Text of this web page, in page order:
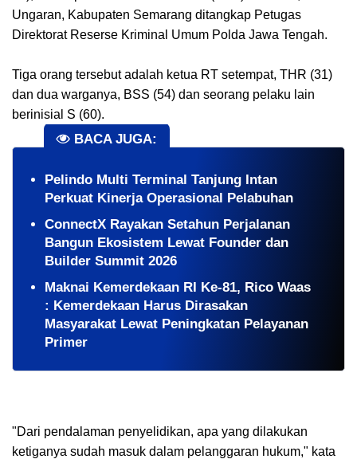
Ungaran, Kabupaten Semarang ditangkap Petugas
Direktorat Reserse Kriminal Umum Polda Jawa Tengah.
Tiga orang tersebut adalah ketua RT setempat, THR (31)
dan dua warganya, BSS (54) dan seorang pelaku lain
berinisial S (60).
BACA JUGA:
Pelindo Multi Terminal Tanjung Intan
Perkuat Kinerja Operasional Pelabuhan
ConnectX Rayakan Setahun Perjalanan
Bangun Ekosistem Lewat Founder dan
Builder Summit 2026
Maknai Kemerdekaan RI Ke-81, Rico Waas
: Kemerdekaan Harus Dirasakan
Masyarakat Lewat Peningkatan Pelayanan
Primer
"Dari pendalaman penyelidikan, apa yang dilakukan
ketiganya sudah masuk dalam pelanggaran hukum," kata